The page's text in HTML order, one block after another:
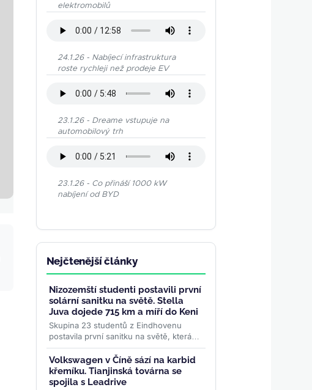
elektromobilů
24.1.26 - Nabíjecí infrastruktura
roste rychleji než prodeje EV
23.1.26 - Dreame vstupuje na
automobilový trh
23.1.26 - Co přináší 1000 kW
nabíjení od BYD
Nejčtenější články
Nizozemští studenti postavili první
solární sanitku na světě. Stella
Juva dojede 715 km a míří do Keni
Skupina 23 studentů z Eindhovenu
postavila první sanitku na světě, která
jezdí i léčí výhradně na sluneční energii.
Stella Juva má... >>
Volkswagen v Číně sází na karbid
křemíku. Tianjinská továrna se
spojila s Leadrive